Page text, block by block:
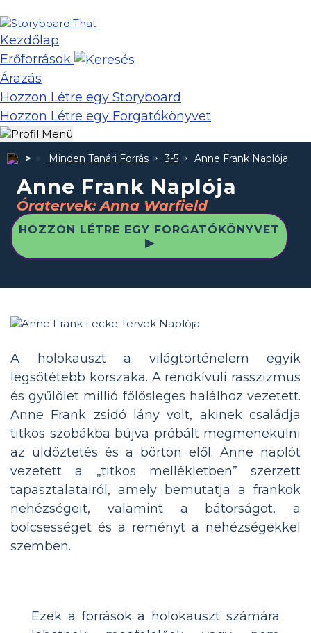
Kezdőlap
Erőforrások
Árazás
Hozzon Létre egy Storyboard
Hozzon Létre egy Forgatókönyvet
Minden Tanári Forrás 3-5 Anne Frank Naplója
Anne Frank Naplója
Óratervek: Anna Warfield
HOZZON LÉTRE EGY FORGATÓKÖNYVET
▶
A holokauszt a világtörténelem egyik
legsötétebb korszaka. A rendkívüli rasszizmus
és gyűlölet millió fölösleges halálhoz vezetett.
Anne Frank zsidó lány volt, akinek családja
titkos szobákba bújva próbált megmenekülni
az üldöztetés és a börtön elől. Anne naplót
vezetett a „titkos mellékletben” szerzett
tapasztalatairól, amely bemutatja a frankok
nehézségeit, valamint a bátorságot, a
bölcsességet és a reményt a nehézségekkel
szemben.
Ezek a források a holokauszt számára